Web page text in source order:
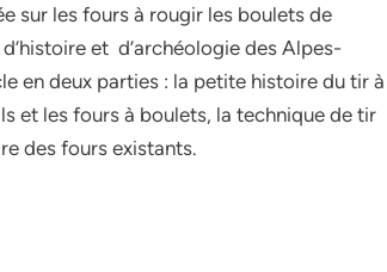
sur les fours à rougir les boulets de
et d’archéologie des Alpes-
en deux parties : la petite histoire du tir à
et les fours à boulets, la technique de tir
des fours existants.